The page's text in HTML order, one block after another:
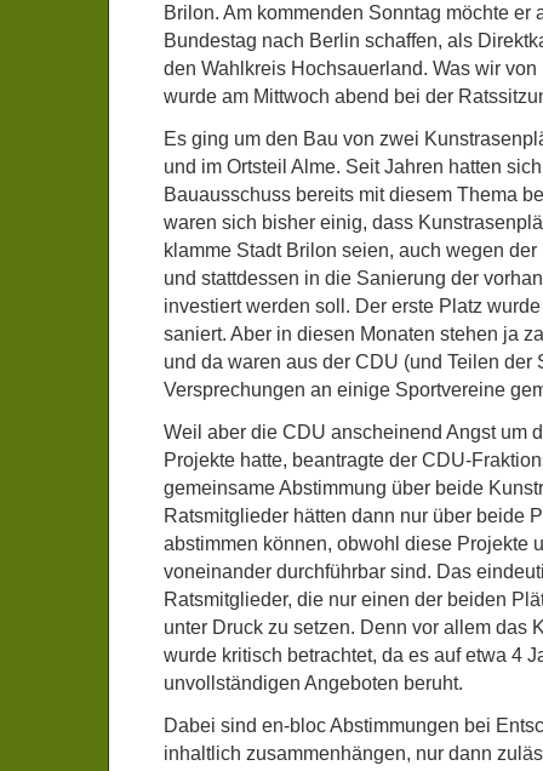
Brilon. Am kommenden Sonntag möchte er
Bundestag nach Berlin schaffen, als
den Wahlkreis Hochsauerland. Was wir
wurde am Mittwoch abend bei der
Es ging um den Bau von zwei
und im Ortsteil Alme. Seit Jahren hatten
Bauausschuss bereits mit diesem Thema
waren sich bisher einig, dass
klamme Stadt Brilon seien, auch wegen
und stattdessen in die Sanierung der
investiert werden soll. Der erste Platz
saniert. Aber in diesen Monaten stehen ja
und da waren aus der CDU (und Teilen
Versprechungen an einige Sportvereine
Weil aber die CDU anscheinend Angst um
Projekte hatte, beantragte der CDU-
gemeinsame Abstimmung über beide
Ratsmitglieder hätten dann nur über beide
abstimmen können, obwohl diese Projekte
voneinander durchführbar sind. Das
Ratsmitglieder, die nur einen der beiden
unter Druck zu setzen. Denn vor allem das
wurde kritisch betrachtet, da es auf etwa 4
unvollständigen Angeboten beruht.
Dabei sind en-bloc Abstimmungen bei
inhaltlich zusammenhängen, nur dann